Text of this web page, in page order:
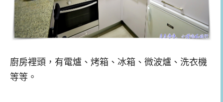
廚房裡頭，有電爐、烤箱、冰箱、微波爐、洗衣機
等等。